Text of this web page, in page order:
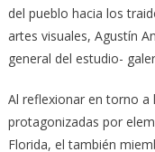
del pueblo hacia los
artes visuales, Agustín
general del estudio-
Al reflexionar en torno a
protagonizadas por
Florida, el también